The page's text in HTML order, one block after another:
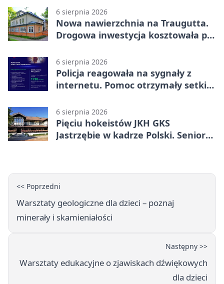
6 sierpnia 2026
Nowa nawierzchnia na Traugutta.
Drogowa inwestycja kosztowała pół
6 sierpnia 2026
Policja reagowała na sygnały z
internetu. Pomoc otrzymały setki
6 sierpnia 2026
Pięciu hokeistów JKH GKS
Jastrzębie w kadrze Polski. Seniorzy
<< Poprzedni
Warsztaty geologiczne dla dzieci – poznaj
minerały i skamieniałości
Następny >>
Warsztaty edukacyjne o zjawiskach dźwiękowych
dla dzieci